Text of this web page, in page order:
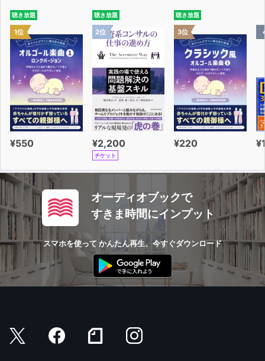
聴き放題
1位
¥550
聴き放題
2位
¥2,200
チケット
聴き放題
3位
¥220
オーディオブックで
すきま時間にインプット
スマホを使って かんたん再生、今すぐダウンロード